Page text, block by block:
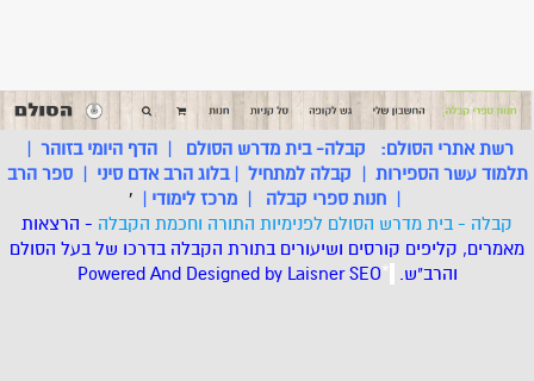
רשת אתרי הסולם: קבלה- בית מדרש הסולם |הדף היומי בזוהר |
תלמוד עשר הספירות | קבלה למתחיל |בלוג הרב אדם סיני |ספר הרב
| חנות ספרי קבלה | מרכז לימודי |
'
קבלה - בית מדרש הסולם לפנימיות התורה וחכמת הקבלה - הרצאות
מאמרים, קליפים קורסים ושיעורים בתורת הקבלה בדרכו של בעל הסולם
והרב"ש. *
Powered And Designed by LaisnerSEO